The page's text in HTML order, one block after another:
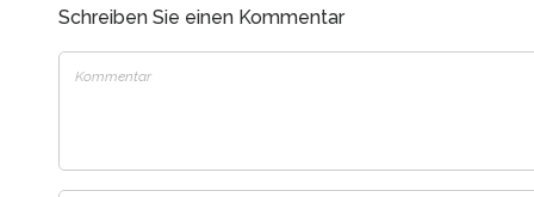
Schreiben Sie einen Kommentar